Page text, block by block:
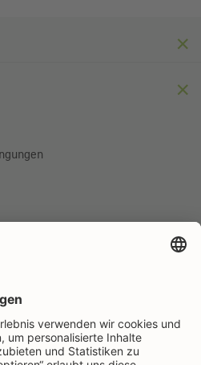
Facebook
auf Instagram
auf YouTube
Naturkost auf Pinterest
Rapunzel Naturkost auf LinkedIn